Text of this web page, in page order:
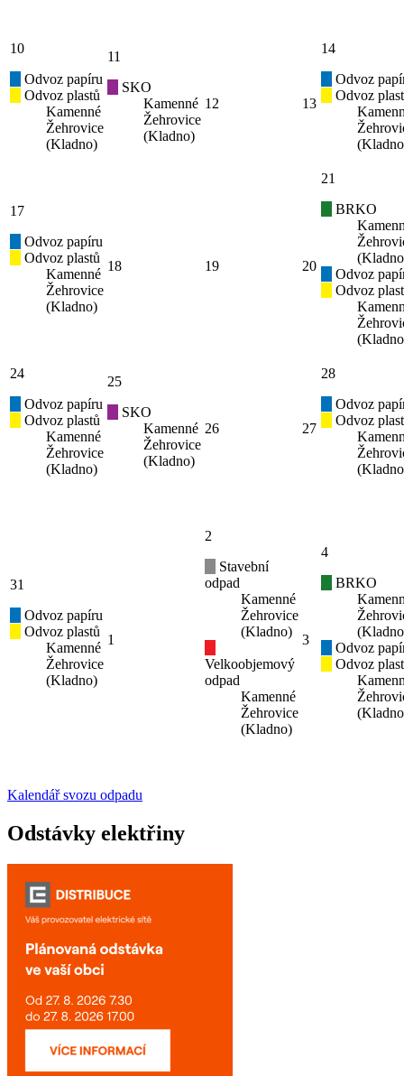
10
Odvoz papíru
Odvoz plastů
Kamenné
Žehrovice
(Kladno)
11
SKO
Kamenné
Žehrovice
(Kladno)
12 13
14
Odvoz
Odvoz
17
Odvoz papíru
Odvoz plastů
Kamenné
Žehrovice
(Kladno)
18 19 20
21
BRKO
Odvoz
Odvoz
24
Odvoz papíru
Odvoz plastů
Kamenné
Žehrovice
(Kladno)
25
SKO
Kamenné
Žehrovice
(Kladno)
26 27
28
Odvoz
Odvoz
31
Odvoz papíru
Odvoz plastů
Kamenné
Žehrovice
(Kladno)
1
2
Stavební
odpad
Kamenné
Žehrovice
(Kladno)
Velkoobjemový
odpad
Kamenné
Žehrovice
(Kladno)
3
4
BRKO
Odvoz
Odvoz
Kalendář svozu odpadu
Odstávky elektřiny